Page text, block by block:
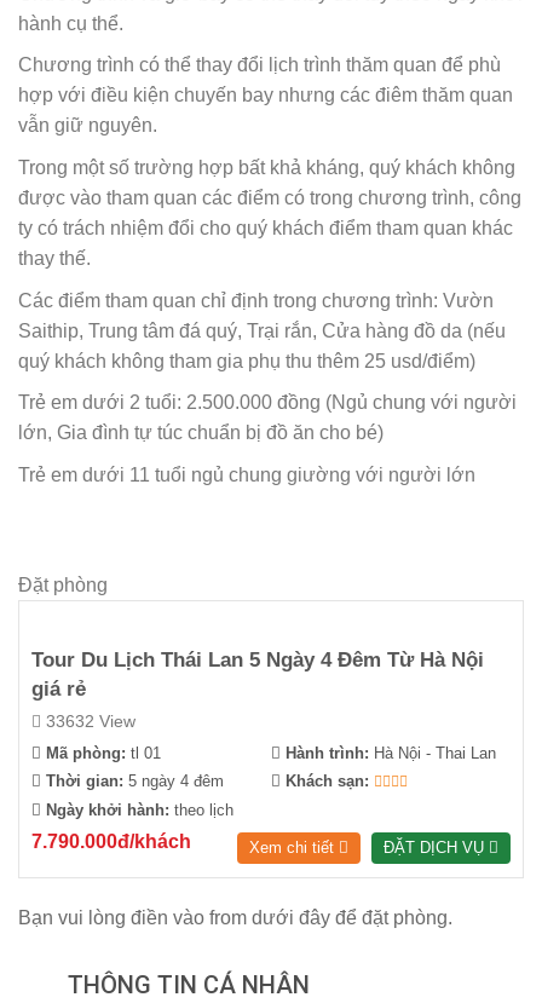
hành cụ thể.
Chương trình có thể thay đổi lịch trình thăm quan để phù
hợp với điều kiện chuyến bay nhưng các điêm thăm quan
vẫn giữ nguyên.
Trong một số trường hợp bất khả kháng, quý khách không
được vào tham quan các điểm có trong chương trình, công
ty có trách nhiệm đổi cho quý khách điểm tham quan khác
thay thế.
Các điểm tham quan chỉ định trong chương trình: Vườn
Saithip, Trung tâm đá quý, Trại rắn, Cửa hàng đồ da (nếu
quý khách không tham gia phụ thu thêm 25 usd/điểm)
Trẻ em dưới 2 tuổi: 2.500.000 đồng (Ngủ chung với người
lớn, Gia đình tự túc chuẩn bị đồ ăn cho bé)
Trẻ em dưới 11 tuổi ngủ chung giường với người lớn
Đặt phòng
Tour Du Lịch Thái Lan 5 Ngày 4 Đêm Từ Hà Nội
giá rẻ
33632 View
Mã phòng: tl 01
Thời gian: 5 ngày 4 đêm
Ngày khởi hành: theo lịch
Hành trình: Hà Nội - Thai Lan
Khách sạn:
7.790.000đ/khách Xem chi tiết ĐẶT DỊCH VỤ
Bạn vui lòng điền vào from dưới đây để đặt phòng.
THÔNG TIN CÁ NHÂN